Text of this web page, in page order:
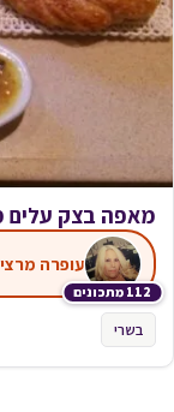
מאפה בצק עלים
112 מתכונים
עופרה
בשרי